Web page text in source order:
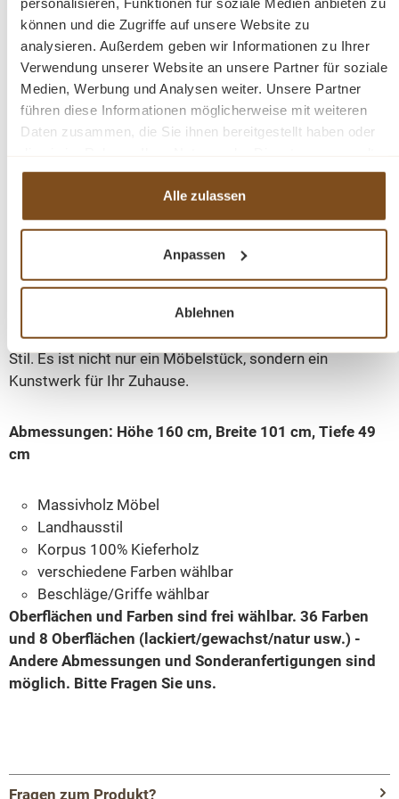
können und die Zugriffe auf unsere Website zu
analysieren. Außerdem geben wir Informationen zu Ihrer
Verwendung unserer Website an unsere Partner für soziale
Medien, Werbung und Analysen weiter. Unsere Partner
führen diese Informationen möglicherweise mit weiteren
Daten zusammen, die Sie ihnen bereitgestellt haben oder
haben.
Alle zulassen
Anpassen
Ablehnen
eine außergewöhnliche Optik sorgt.
Handgefertigt in Europa
Jedes Detail dieses Produkts wurde mit großer Sorgfalt
geliefert und zeichnet sich durch eine äußerst solide
Konstruktion aus, die eine lange Nutzungsdauer
Zeitlose Ornamente für klassischen Stil
Die spezifischen Ornamente, die dieses Vertiko zieren,
verleihen ihm einen charakteristischen und eleganten
Stil. Es ist nicht nur ein Möbelstück, sondern ein
Kunstwerk für Ihr Zuhause.
Abmessungen: Höhe 160 cm, Breite 101 cm, Tiefe 49
cm
Massivholz Möbel
Landhausstil
Korpus 100% Kieferholz
verschiedene Farben wählbar
Beschläge/Griffe wählbar
Oberflächen und Farben sind frei wählbar. 36 Farben
und 8 Oberflächen (lackiert/gewachst/natur usw.) -
Andere Abmessungen und Sonderanfertigungen sind
möglich. Bitte Fragen Sie uns.
Fragen zum Produkt?